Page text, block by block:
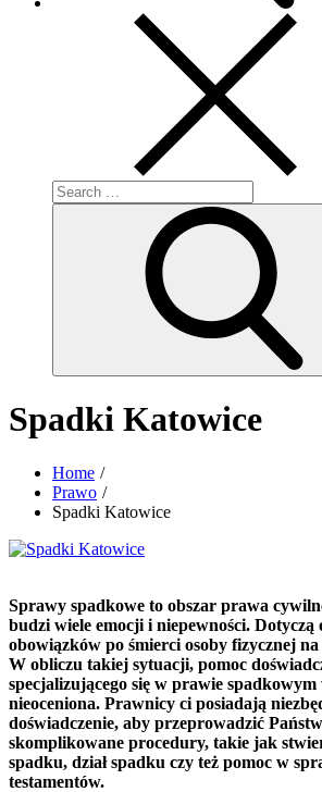
Search
for:
Spadki Katowice
Home
Prawo
Spadki Katowice
Sprawy spadkowe to obszar prawa
budzi wiele emocji i niepewności.
obowiązków po śmierci osoby fizycznej
W obliczu takiej sytuacji, pomoc
specjalizującego się w prawie
nieoceniona. Prawnicy ci posiadają
doświadczenie, aby przeprowadzić
skomplikowane procedury, takie jak
spadku, dział spadku czy też pomoc w
testamentów.